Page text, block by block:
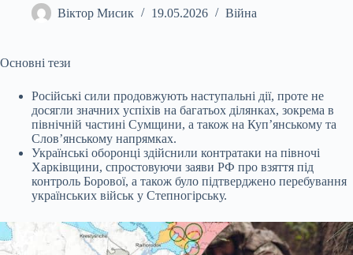
Віктор Мисик 19.05.2026 Війна
Основні тези
Російські сили продовжують наступальні дії, проте не
досягли значних успіхів на багатьох ділянках, зокрема в
північній частині Сумщини, а також на Куп’янському та
Слов’янському напрямках.
Українські оборонці здійснили контратаки на півночі
Харківщини, спростовуючи заяви РФ про взяття під
контроль Борової, а також було підтверджено перебування
українських військ у Степногірську.